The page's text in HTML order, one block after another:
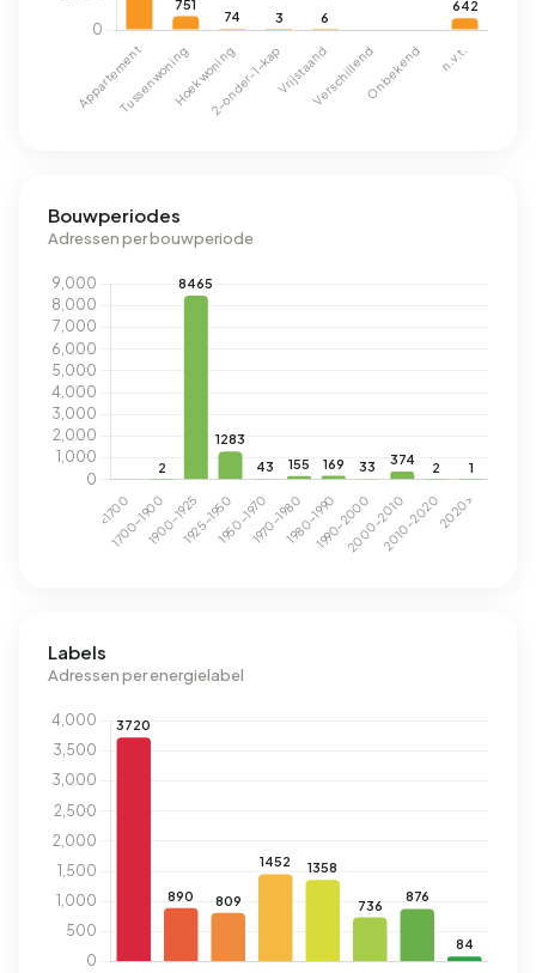
Bouwperiodes
Adressen per bouwperiode
Labels
Adressen per energielabel